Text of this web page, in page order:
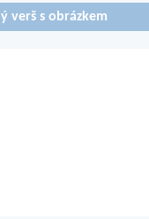
verš s obrázkem